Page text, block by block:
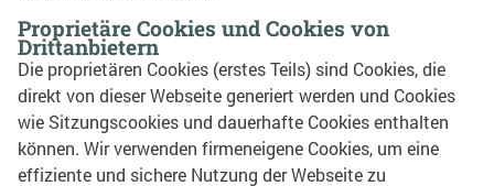
Proprietäre Cookies und Cookies von
Drittanbietern
Die proprietären Cookies (erstes Teils) sind Cookies, die
direkt von dieser Webseite generiert werden und Cookies
wie Sitzungscookies und dauerhafte Cookies enthalten
können. Wir verwenden firmeneigene Cookies, um eine
effiziente und sichere Nutzung der Webseite zu